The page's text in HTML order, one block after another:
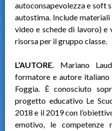
autoconsapevolezza e soft
autostima. Include
video e schede di lavoro)
risorsa per il gruppo classe.
L’AUTORE. Mariano
formatore e autore
Foggia. È conosciuto
progetto educativo Le
2018 e il 2019 con
emotivo, le